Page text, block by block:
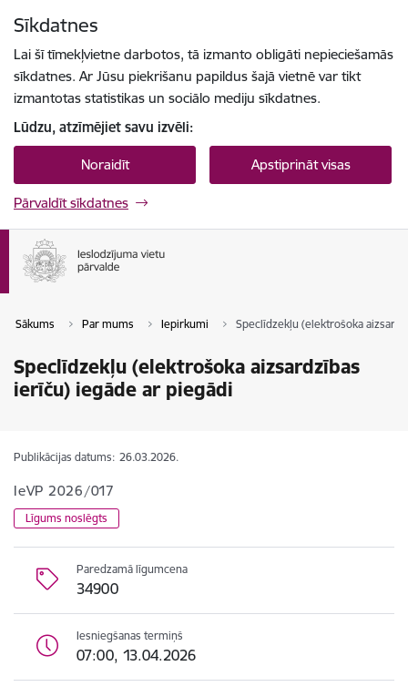
Sīkdatnes
Lai šī tīmekļvietne darbotos, tā izmanto obligāti nepieciešamās
sīkdatnes. Ar Jūsu piekrišanu papildus šajā vietnē var tikt
izmantotas statistikas un sociālo mediju sīkdatnes.
Lūdzu, atzīmējiet savu izvēli:
Noraidīt Apstiprināt visas
Pārvaldīt sīkdatnes
Sākums Par mums Iepirkumi Speclīdzekļu (elektrošoka
Speclīdzekļu (elektrošoka aizsardzības
ierīču) iegāde ar piegādi
Publikācijas datums: 26.03.2026.
IeVP 2026/017
Līgums noslēgts
Paredzamā līgumcena
34900
Iesniegšanas termiņš
07:00, 13.04.2026